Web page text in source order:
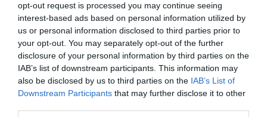
opt-out request is processed you may continue seeing
interest-based ads based on personal information utilized by
us or personal information disclosed to third parties prior to
your opt-out. You may separately opt-out of the further
disclosure of your personal information by third parties on the
IAB’s list of downstream participants. This information may
also be disclosed by us to third parties on the IAB’s List of
Downstream Participants that may further disclose it to other
Rólunk:
Tihanytól 5 km-re (Keszthely
irányában), a 71-es fõútvonaltól 200 m-
re Balatonudvariban a tó partján,
gyönyörû környezetben található a
Zsindelyes Csárda. A nádtetõs
épületben a múltat idézõ berendezéssel,
a magyar konyha széles választékával,
hangulatos cigányzenével várjuk egyéni
és csoportos vendégeinket. Minden
Mutass többet
Kapcsolat